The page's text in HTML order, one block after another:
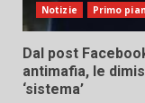
Notizie Primo
Dal post
antimafia, le
‘sistema’